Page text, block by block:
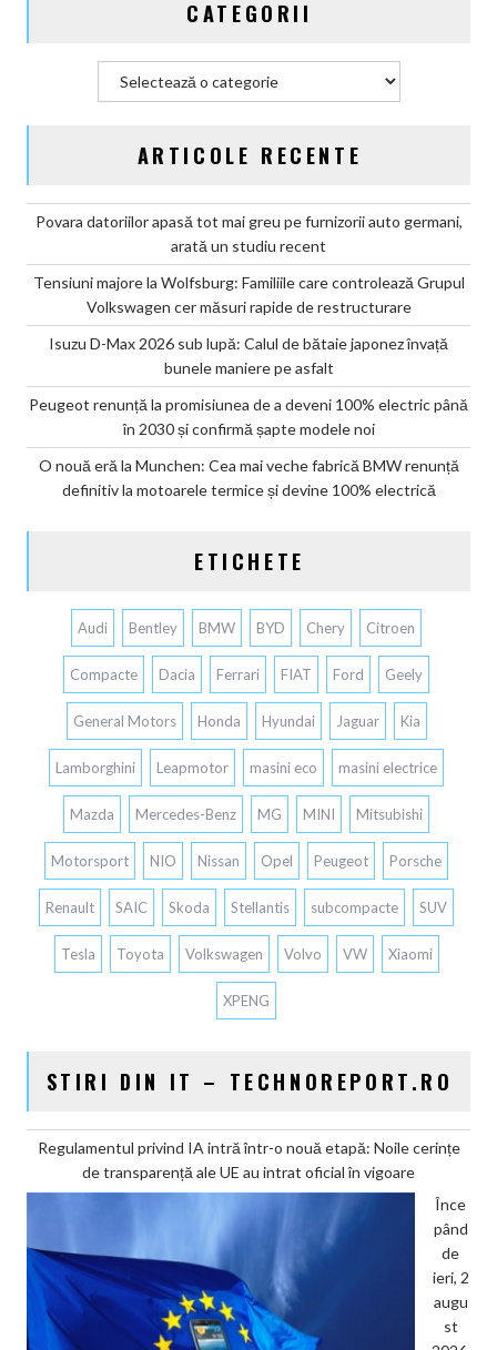
modele
CATEGORII
ARTICOLE RECENTE
Povara datoriilor apasă tot mai greu pe furnizorii auto germani,
arată un studiu recent
Tensiuni majore la Wolfsburg: Familiile care controlează Grupul
Volkswagen cer măsuri rapide de restructurare
Isuzu D-Max 2026 sub lupă: Calul de bătaie japonez învață
bunele maniere pe asfalt
Peugeot renunță la promisiunea de a deveni 100% electric până
în 2030 și confirmă șapte modele noi
O nouă eră la Munchen: Cea mai veche fabrică BMW renunță
definitiv la motoarele termice și devine 100% electrică
ETICHETE
Audi Bentley BMW BYD Chery Citroen
Compacte Dacia Ferrari FIAT Ford Geely
General Motors Honda Hyundai Jaguar Kia
Lamborghini Leapmotor masini eco masini electrice
Mazda Mercedes-Benz MG MINI Mitsubishi
Motorsport NIO Nissan Opel Peugeot Porsche
Renault SAIC Skoda Stellantis subcompacte SUV
Tesla Toyota Volkswagen Volvo VW Xiaomi
XPENG
STIRI DIN IT – TECHNOREPORT.RO
Regulamentul privind IA intră într-o nouă etapă: Noile cerințe
de transparență ale UE au intrat oficial în vigoare
Înce
pând
de
ieri, 2
augu
st